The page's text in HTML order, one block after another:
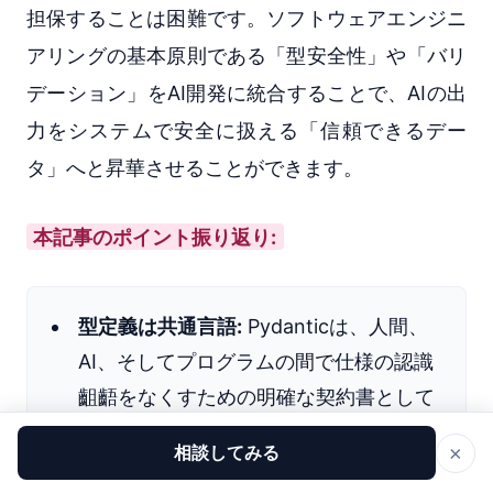
担保することは困難です。ソフトウェアエンジニ
アリングの基本原則である「型安全性」や「バリ
デーション」をAI開発に統合することで、AIの出
力をシステムで安全に扱える「信頼できるデー
タ」へと昇華させることができます。
本記事のポイント振り返り:
型定義は共通言語: Pydanticは、人間、
AI、そしてプログラムの間で仕様の認識
齟齬をなくすための明確な契約書として
機能します。
エラーは改善のトリガー:バリデーショ
相談してみる ×